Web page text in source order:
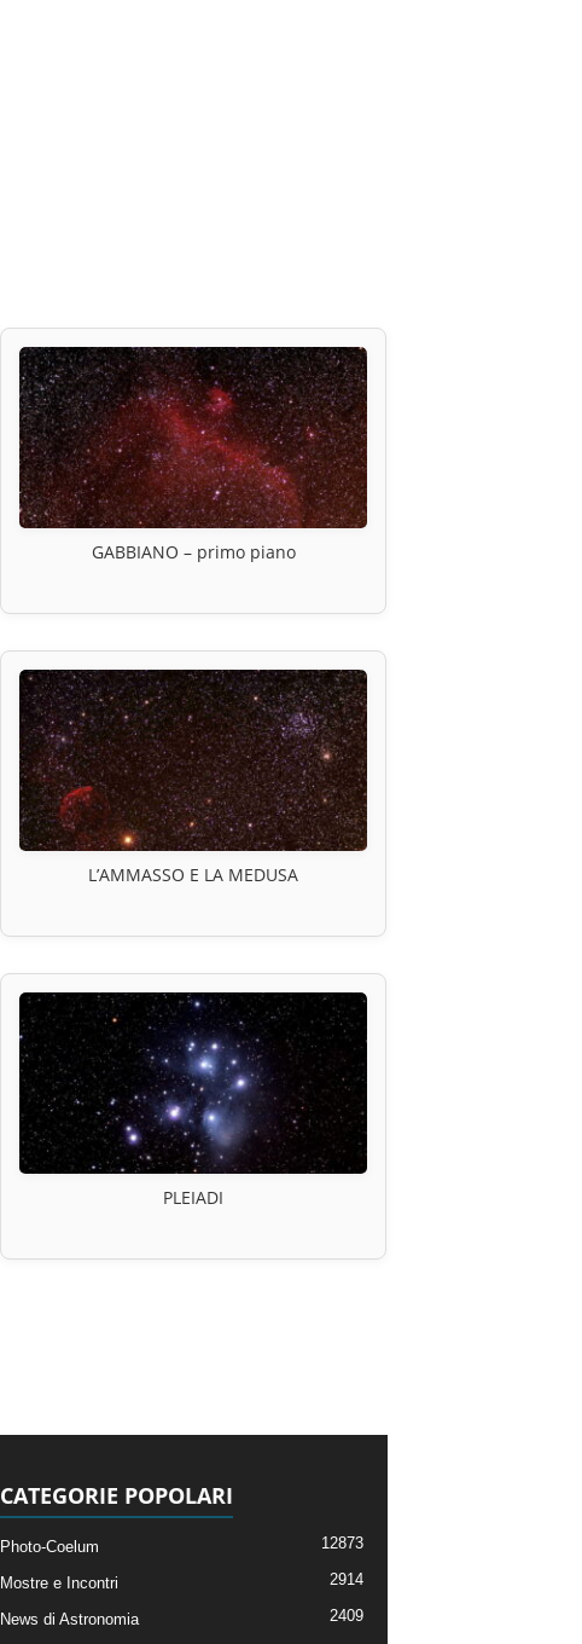
GABBIANO – primo piano
L’AMMASSO E LA MEDUSA
PLEIADI
CATEGORIE POPOLARI
Photo-Coelum 12873
Mostre e Incontri 2914
News di Astronomia
2409